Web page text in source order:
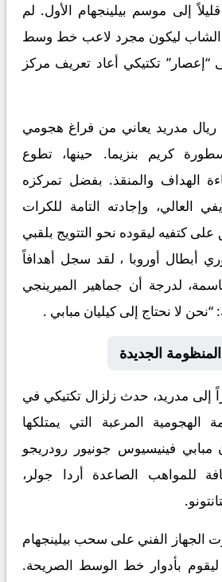
إلى موسم بيلينجهام الأول. لم
الشاب ليكون مجرد لاعب خط وسط
“إعصار” تكتيكي أعاد تعريف مركز
مدريد يعاني من فراغ هجومي
كريم بنزيما. حينها، تطوع
الهداف والمنقذ. بفضل تمركزه
العالي، وإجادته التامة للكرات
كتفيه ليقوده نحو التتويج بلقبي
أبطال أوروبا ، لقد سجل أهدافاً
لدرجة أن جماهير الميرينجي
لا نحتاج إلى كيليان مبابي .
الجديدة
إلى مدريد، حدث زلزال تكتيكي في
المرعبة التي يمتلكها
مبابي ​فينيسيوس جونيور ​رودريجو
للمواهب الصاعدة أردا جولر،
الجهاز الفني على سحب بيلينجهام
بأدوار خط الوسط الصريحة.